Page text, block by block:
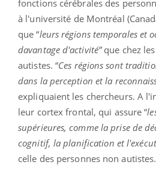
fonctions cérébrales des
à l'université de Montréal
que “leurs régions temporales et
davantage d'activité”que chez
autistes. “Ces régions sont
dans la perception et la
expliquaient les chercheurs. A
leur cortex frontal, qui assure “
supérieures, comme la prise de
cognitif, la planification et
celle des personnes non autistes.